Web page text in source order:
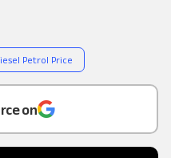
as a
on
Petrol Price